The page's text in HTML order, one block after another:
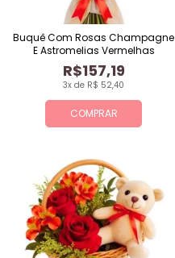
COMPRAR
3x de R$ 52,40
R$157,19
Buquê Com Rosas Champagne
E Astromelias Vermelhas